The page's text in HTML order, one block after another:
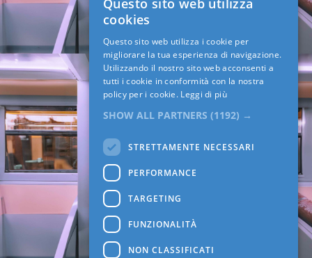
Questo sito web utilizza
cookies
Questo sito web utilizza i cookie per
migliorare la tua esperienza di navigazione.
Utilizzando il nostro sito web acconsenti a
tutti i cookie in conformità con la nostra
policy per i cookie. Leggi di più
SHOW ALL PARTNERS (1192) →
STRETTAMENTE NECESSARI
PERFORMANCE
TARGETING
FUNZIONALITÀ
NON CLASSIFICATI